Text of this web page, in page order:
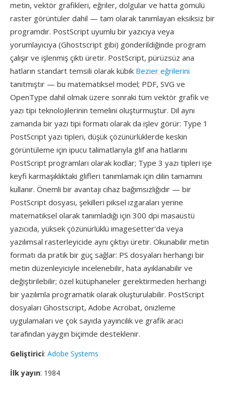
metin, vektör grafikleri, eğriler, dolgular ve hatta gömülü
raster görüntüler dahil — tam olarak tanımlayan eksiksiz bir
programdır. PostScript uyumlu bir yazıcıya veya
yorumlayıcıya (Ghostscript gibi) gönderildiğinde program
çalışır ve işlenmiş çıktı üretir. PostScript, pürüzsüz ana
hatların standart temsili olarak kübik Bezier eğrilerini
tanıtmıştır — bu matematiksel model; PDF, SVG ve
OpenType dahil olmak üzere sonraki tüm vektör grafik ve
yazı tipi teknolojilerinin temelini oluşturmuştur. Dil aynı
zamanda bir yazı tipi formatı olarak da işlev görür: Type 1
PostScript yazı tipleri, düşük çözünürlüklerde keskin
görüntüleme için ipucu talimatlarıyla glif ana hatlarını
PostScript programları olarak kodlar; Type 3 yazı tipleri işe
keyfi karmaşıklıktaki glifleri tanımlamak için dilin tamamını
kullanır. Önemli bir avantajı cihaz bağımsızlığıdır — bir
PostScript dosyası, şekilleri piksel ızgaraları yerine
matematiksel olarak tanımladığı için 300 dpi masaüstü
yazıcıda, yüksek çözünürlüklü imagesetter'da veya
yazılımsal rasterleyicide aynı çıktıyı üretir. Okunabilir metin
formatı da pratik bir güç sağlar: PS dosyaları herhangi bir
metin düzenleyiciyle incelenebilir, hata ayıklanabilir ve
değiştirilebilir; özel kütüphaneler gerektirmeden herhangi
bir yazılımla programatik olarak oluşturulabilir. PostScript
dosyaları Ghostscript, Adobe Acrobat, önizleme
uygulamaları ve çok sayıda yayıncılık ve grafik aracı
tarafından yaygın biçimde desteklenir.
Geliştirici: Adobe Systems
İlk yayın: 1984